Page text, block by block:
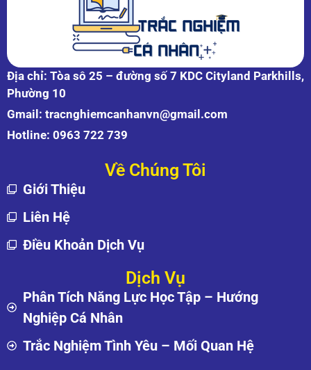
Địa chỉ: Tòa sô 25 – đường số 7 KDC Cityland Parkhills,
Phường 10
Gmail: tracnghiemcanhanvn@gmail.com
Hotline: 0963 722 739
Về Chúng Tôi
Giới Thiệu
Liên Hệ
Điều Khoản Dịch Vụ
Dịch Vụ
Phân Tích Năng Lực Học Tập – Hướng
Nghiệp Cá Nhân
Trắc Nghiệm Tình Yêu – Mối Quan Hệ